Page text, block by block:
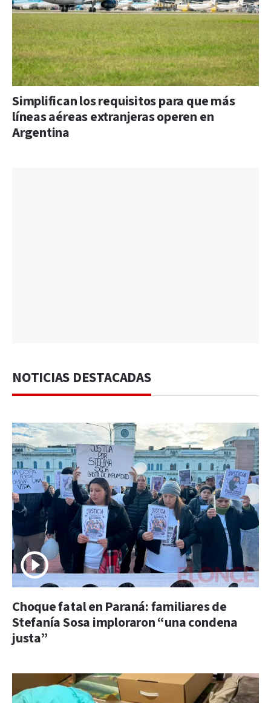
Simplifican los requisitos para que más
líneas aéreas extranjeras operen en
Argentina
NOTICIAS DESTACADAS
Choque fatal en Paraná: familiares de
Stefanía Sosa imploraron “una condena
justa”